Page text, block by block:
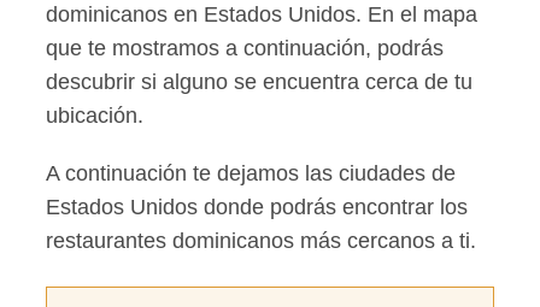
dominicanos en Estados Unidos. En el mapa
que te mostramos a continuación, podrás
descubrir si alguno se encuentra cerca de tu
ubicación.
A continuación te dejamos las ciudades de
Estados Unidos donde podrás encontrar los
restaurantes dominicanos más cercanos a ti.